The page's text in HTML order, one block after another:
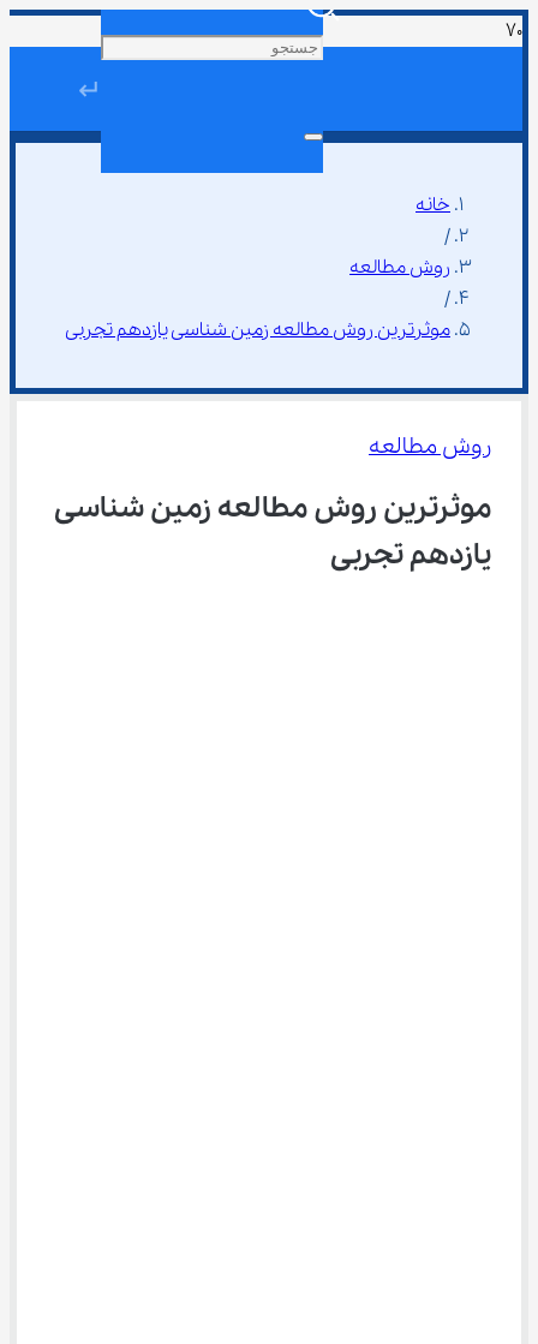
↵
خانه
/
روش مطالعه
/
موثرترین روش مطالعه زمین شناسی یازدهم تجربی
روش مطالعه
موثرترین روش مطالعه زمین شناسی
یازدهم تجربی